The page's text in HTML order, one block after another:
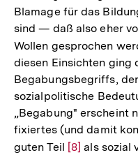
Blamage für das
sind — daß also eher
Wollen gesprochen
diesen Einsichten ging
Begabungsbegriffs,
sozialpolitische
„Begabung" erscheint
fixiertes (und damit
guten Teil Zur
[8] als sozial